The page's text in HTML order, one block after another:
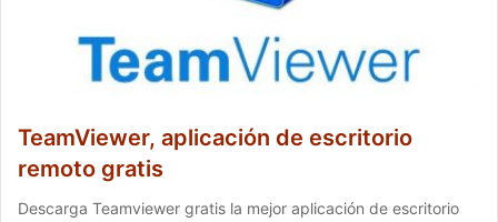
TeamViewer, aplicación de escritorio
remoto gratis
Descarga Teamviewer gratis la mejor aplicación de escritorio